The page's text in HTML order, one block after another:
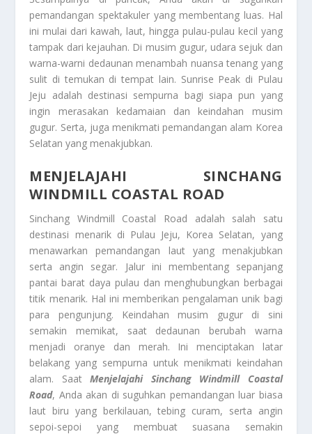
pemandangan spektakuler yang membentang luas. Hal
ini mulai dari kawah, laut, hingga pulau-pulau kecil yang
tampak dari kejauhan. Di musim gugur, udara sejuk dan
warna-warni dedaunan menambah nuansa tenang yang
sulit di temukan di tempat lain. Sunrise Peak di Pulau
Jeju adalah destinasi sempurna bagi siapa pun yang
ingin merasakan kedamaian dan keindahan musim
gugur. Serta, juga menikmati pemandangan alam Korea
Selatan yang menakjubkan.
MENJELAJAHI SINCHANG
WINDMILL COASTAL ROAD
Sinchang Windmill Coastal Road adalah salah satu
destinasi menarik di Pulau Jeju, Korea Selatan, yang
menawarkan pemandangan laut yang menakjubkan
serta angin segar. Jalur ini membentang sepanjang
pantai barat daya pulau dan menghubungkan berbagai
titik menarik. Hal ini memberikan pengalaman unik bagi
para pengunjung. Keindahan musim gugur di sini
semakin memikat, saat dedaunan berubah warna
menjadi oranye dan merah. Ini menciptakan latar
belakang yang sempurna untuk menikmati keindahan
alam. SaatMenjelajahi Sinchang Windmill Coastal
Road, Anda akan di suguhkan pemandangan luar biasa
laut biru yang berkilauan, tebing curam, serta angin
sepoi-sepoi yang membuat suasana semakin